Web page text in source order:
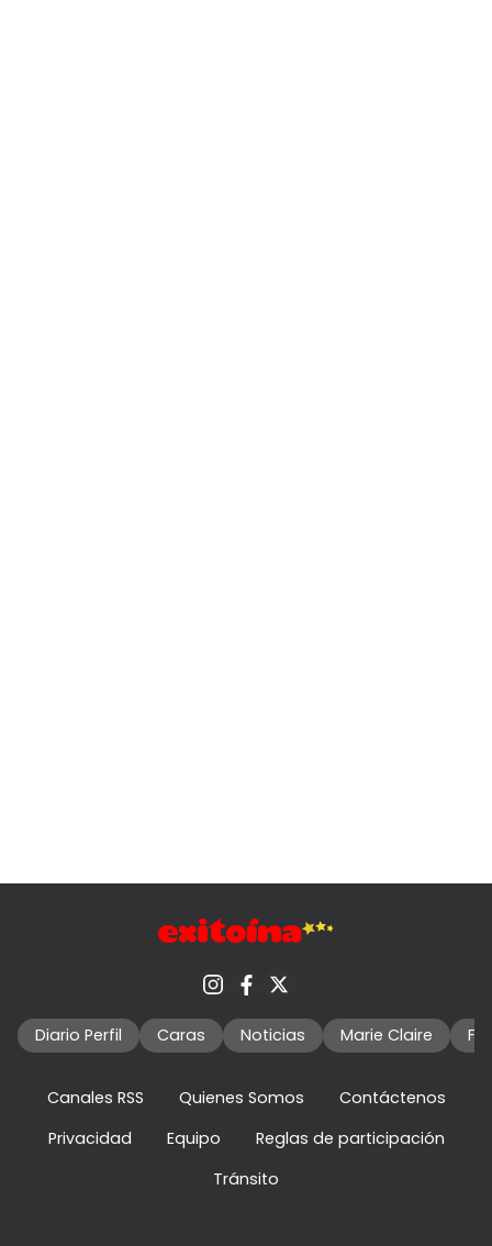
Diario Perfil Caras Noticias Marie Claire
Canales RSS Quienes Somos
Contáctenos
Privacidad
Equipo
Reglas de participación
Tránsito